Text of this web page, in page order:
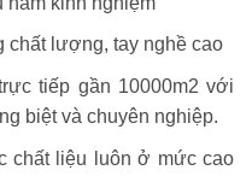
chất lượng, tay nghề cao
tiếp gần 10000m2 với
biệt và chuyên nghiệp.
chất liệu luôn ở mức cao